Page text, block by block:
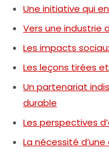
Une initiative qui
Vers une industrie
Les impacts
Les leçons tirées
Un partenariat
durable
Les perspectives
La nécessité